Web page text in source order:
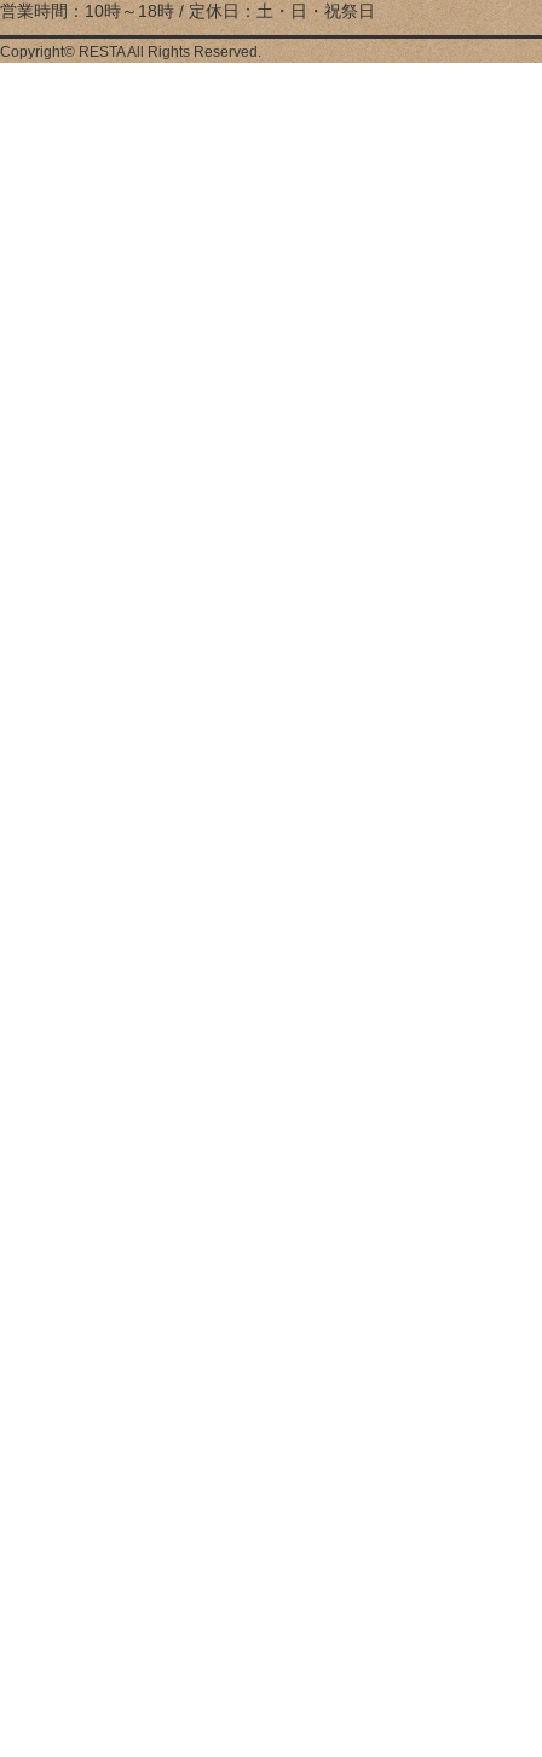
営業時間：10時～18時 / 定休日：土・日・祝祭日
Copyright© RESTA All Rights Reserved.